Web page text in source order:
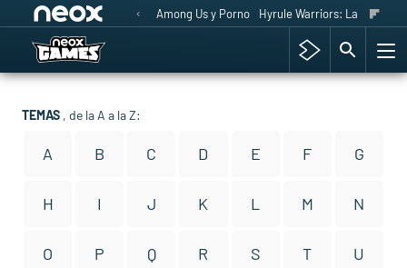
Among Us y Porno Hyrule Warriors: La Era del
TEMAS , de la A a la Z:
A B C D E F G
H I J K L M N
O P Q R S T U